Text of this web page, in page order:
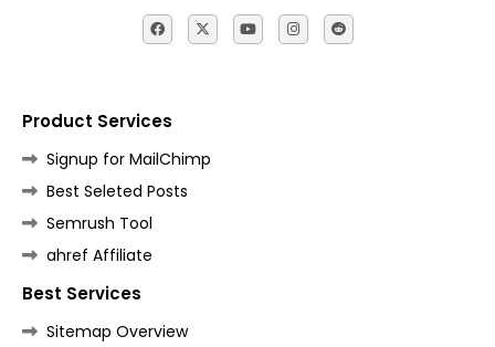
Product Services
Signup for MailChimp
Best Seleted Posts
Semrush Tool
ahref Affiliate
Best Services
Sitemap Overview